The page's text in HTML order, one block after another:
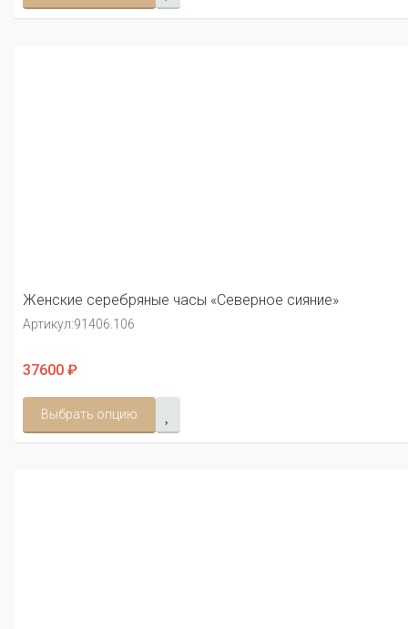
Женские серебряные часы «Северное сияние»
Артикул:91406.106
37600 ₽
Выбрать опцию